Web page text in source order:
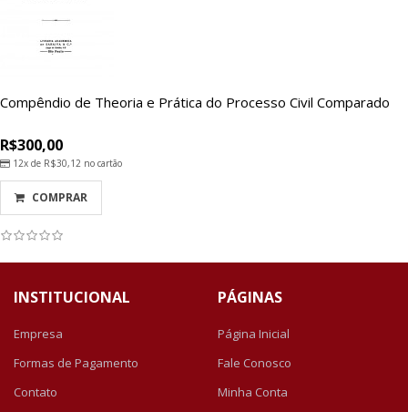
Compêndio de Theoria e Prática do Processo Civil Comparado
R$300,00
12x de R$30,12 no cartão
COMPRAR
INSTITUCIONAL
Empresa
Formas de Pagamento
Contato
PÁGINAS
Página Inicial
Fale Conosco
Minha Conta